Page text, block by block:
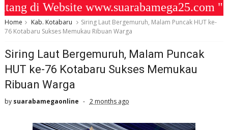
di Website www.suarabamega25.com "
Home Kab. Kotabaru
‎Siring Laut Bergemuruh, Malam Puncak HUT ke-
76 Kotabaru Sukses Memukau Ribuan Warga
‎Siring Laut Bergemuruh, Malam Puncak
HUT ke-76 Kotabaru Sukses Memukau
Ribuan Warga
by suarabamegaonline 2 months ago